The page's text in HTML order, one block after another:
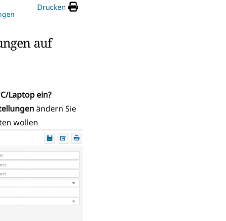
Drucken
auf
Laptop ein?
ändern Sie
wollen